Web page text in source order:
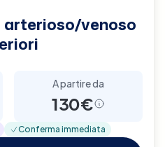
venoso
A partire da
130€
Conferma immediata